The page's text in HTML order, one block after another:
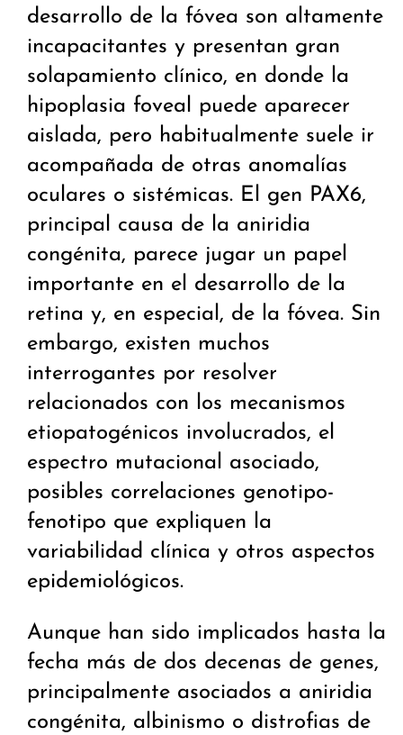
desarrollo de la fóvea son altamente
incapacitantes y presentan gran
solapamiento clínico, en donde la
hipoplasia foveal puede aparecer
aislada, pero habitualmente suele ir
acompañada de otras anomalías
oculares o sistémicas. El gen PAX6,
principal causa de la aniridia
congénita, parece jugar un papel
importante en el desarrollo de la
retina y, en especial, de la fóvea. Sin
embargo, existen muchos
interrogantes por resolver
relacionados con los mecanismos
etiopatogénicos involucrados, el
espectro mutacional asociado,
posibles correlaciones genotipo-
fenotipo que expliquen la
variabilidad clínica y otros aspectos
epidemiológicos.
Aunque han sido implicados hasta la
fecha más de dos decenas de genes,
principalmente asociados a aniridia
congénita, albinismo o distrofias de